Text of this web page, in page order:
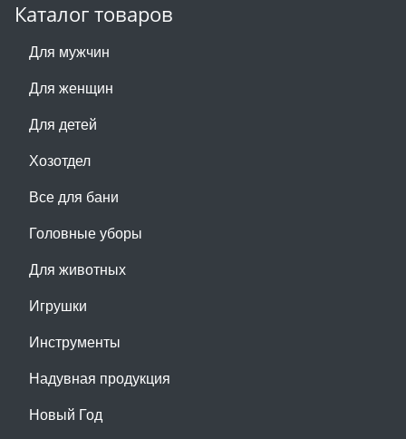
Каталог товаров
Для мужчин
Для женщин
Для детей
Хозотдел
Все для бани
Головные уборы
Для животных
Игрушки
Инструменты
Надувная продукция
Новый Год